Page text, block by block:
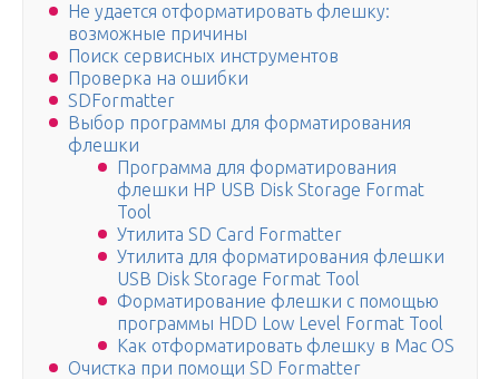
Не удается отформатировать флешку:
возможные причины
Поиск сервисных инструментов
Проверка на ошибки
SDFormatter
Выбор программы для форматирования
флешки
Программа для форматирования
флешки HP USB Disk Storage Format
Tool
Утилита SD Card Formatter
Утилита для форматирования флешки
USB Disk Storage Format Tool
Форматирование флешки с помощью
программы HDD Low Level Format Tool
Как отформатировать флешку в Mac OS
Очистка при помощи SD Formatter